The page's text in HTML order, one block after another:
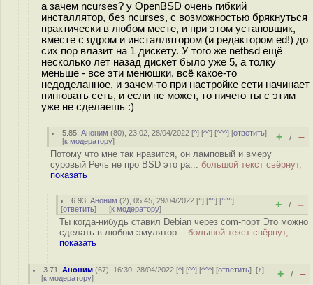
а зачем ncurses? у OpenBSD очень гибкий
инсталлятор, без ncurses, с возможностью брякнуться
практически в любом месте, и при этом установщик,
вместе с ядром и инсталлятором (и редактором ed!) до
сих пор влазит на 1 дискету. У того же netbsd ещё
несколько лет назад дискет было уже 5, а толку
меньше - все эти менюшки, всё какое-то
недоделанное, и зачем-то при настройке сети начинает
пинговать сеть, и если не может, то ничего ты с этим
уже не сделаешь :)
5.85 ,Аноним (80), 23:02, 28/04/2022 [^] [^^] [^^^] [ответить]
[к модератору] + / –
Потому что мне так нравится, он ламповый и вмеру
суровый Речь не про BSD это ра... большой текст свёрнут,
показать
6.93 ,Аноним (2), 05:45, 29/04/2022 [^] [^^] [^^^]
[ответить] [к модератору] + / –
Ты когда-нибудь ставил Debian через com-порт Это можно
сделать в любом эмулятор... большой текст свёрнут,
показать
3.71 ,Аноним (67), 16:30, 28/04/2022 [^] [^^] [^^^] [ответить][↑]
[к модератору] + / –